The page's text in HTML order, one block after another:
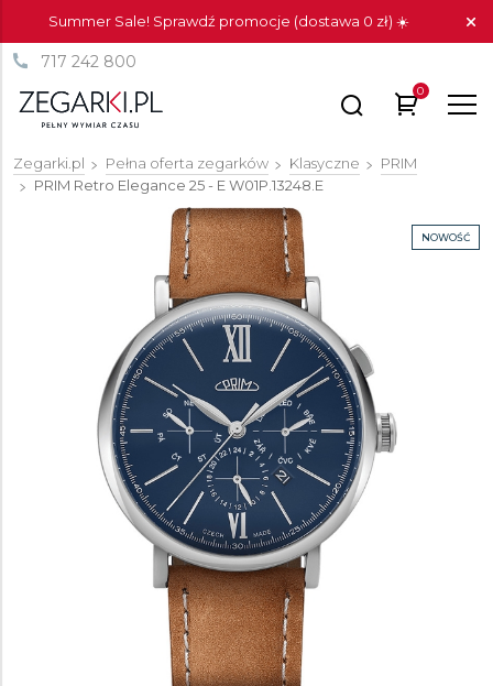
Summer Sale! Sprawdź promocje (dostawa 0 zł) ☀️
717 242 800
0
Zegarki.pl Pełna oferta zegarków Klasyczne
PRIM
PRIM Retro Elegance 25 - EW01P.13248.E
NOWOŚĆ